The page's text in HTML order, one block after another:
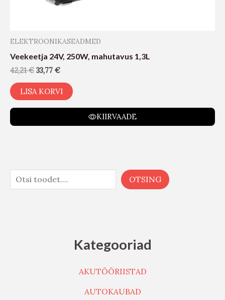
OTSING
Kategooriad
AKUTÖÖRIISTAD
AUTOKAUBAD
ELEKTROONIKASEADMED
Veekeetja 24V, 250W, mahutavus 1,3L
42,21€ 33,77 €
LISA KORVI
KIIRVAADE